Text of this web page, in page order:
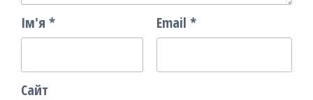
Ім'я * Email *
Сайт